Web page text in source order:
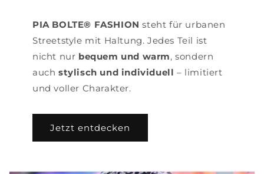
PIA BOLTE® FASHION steht für urbanen
Streetstyle mit Haltung. Jedes Teil ist
nicht nur bequem und warm, sondern
auch stylisch und individuell – limitiert
und voller Charakter.
Jetzt entdecken